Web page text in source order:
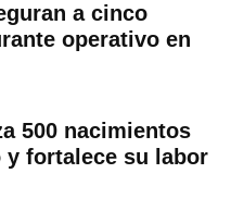
a cinco
operativo en
500 nacimientos
fortalece su labor